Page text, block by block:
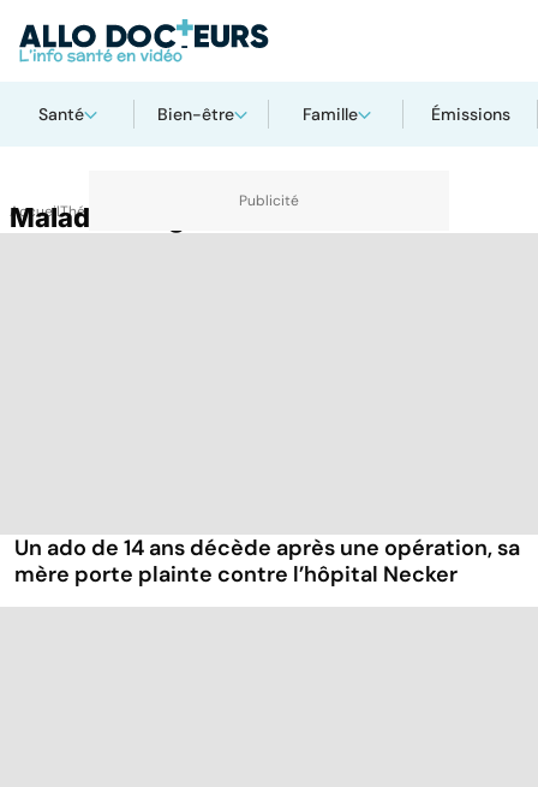
Santé Bien-être Famille Émissions
AccueilThématiques
Maladie congénitale
Un ado de 14 ans décède après une opération, sa
mère porte plainte contre l’hôpital Necker